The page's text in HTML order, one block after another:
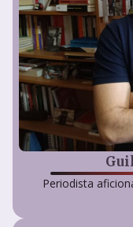
Periodista